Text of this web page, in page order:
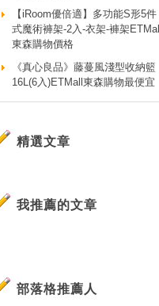
【iRoom優倍適】多功能S形5件
式魔術褲架-2入-衣架-褲架ETMall
東森購物價格
《真心良品》藤蔓風淺型收納籃
16L(6入)ETMall東森購物最便宜
精選文章
我推薦的文章
部落格推薦人